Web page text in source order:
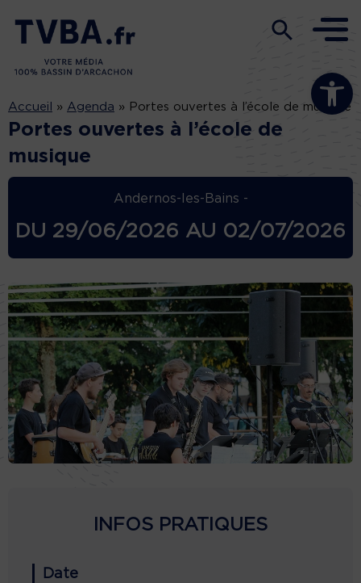
Ouvrir la
Accueil » Agenda » Portes ouvertes à l’école de musique
Portes ouvertes à l’école de
musique
Andernos-les-Bains -
DU 29/06/2026 AU 02/07/2026
INFOS PRATIQUES
Date